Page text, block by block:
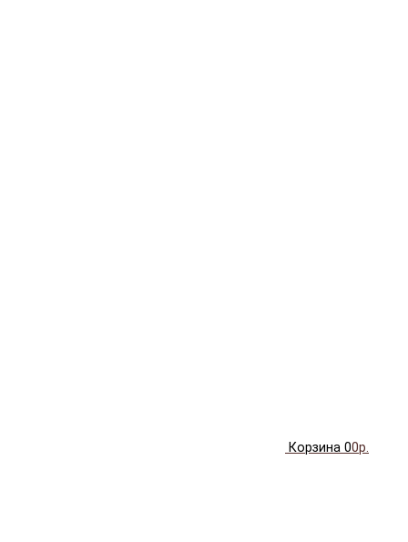
Корзина 00р.